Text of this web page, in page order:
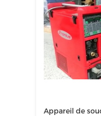
Appareil de